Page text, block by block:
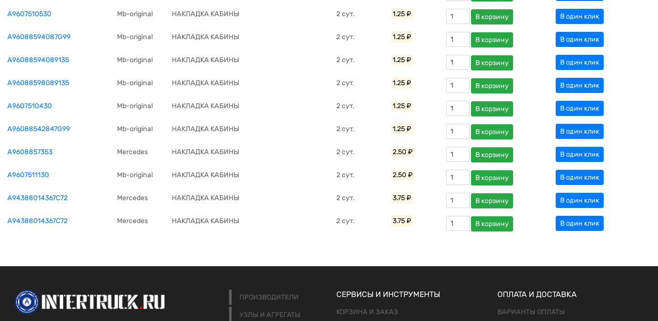
A9607510530 Mb-original НАКЛАДКА КАБИНЫ 2 сут. 1.25 ₽ В корзину В один клик
A96088594087G99 Mb-original НАКЛАДКА КАБИНЫ 2 сут. 1.25 ₽ В корзину В один клик
A96088594089135 Mb-original НАКЛАДКА КАБИНЫ 2 сут. 1.25 ₽ В корзину В один клик
A96088598089135 Mb-original НАКЛАДКА КАБИНЫ 2 сут. 1.25 ₽ В корзину В один клик
A9607510430 Mb-original НАКЛАДКА КАБИНЫ 2 сут. 1.25 ₽ В корзину В один клик
A96088542847G99 Mb-original НАКЛАДКА КАБИНЫ 2 сут. 1.25 ₽ В корзину В один клик
A9608857353 Mercedes НАКЛАДКА КАБИНЫ 2 сут. 2.50 ₽ В корзину В один клик
A9607511130 Mb-original НАКЛАДКА КАБИНЫ 2 сут. 2.50 ₽ В корзину В один клик
A94388014367C72 Mercedes НАКЛАДКА КАБИНЫ 2 сут. 3.75 ₽ В корзину В один клик
A94388014367C72 Mercedes НАКЛАДКА КАБИНЫ 2 сут. 3.75 ₽ В корзину В один клик
ПРОИЗВОДИТЕЛИ
УЗЛЫ И АГРЕГАТЫ
СЕРВИСЫ И ИНСТРУМЕНТЫ
КОРЗИНА И ЗАКАЗ
ОПЛАТА И ДОСТАВКА
ВАРИАНТЫ ОПЛАТЫ